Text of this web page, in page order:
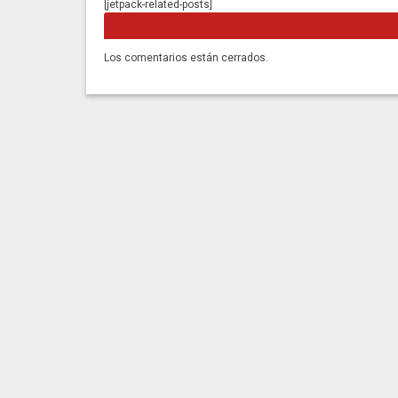
[jetpack-related-posts]
Los comentarios están cerrados.